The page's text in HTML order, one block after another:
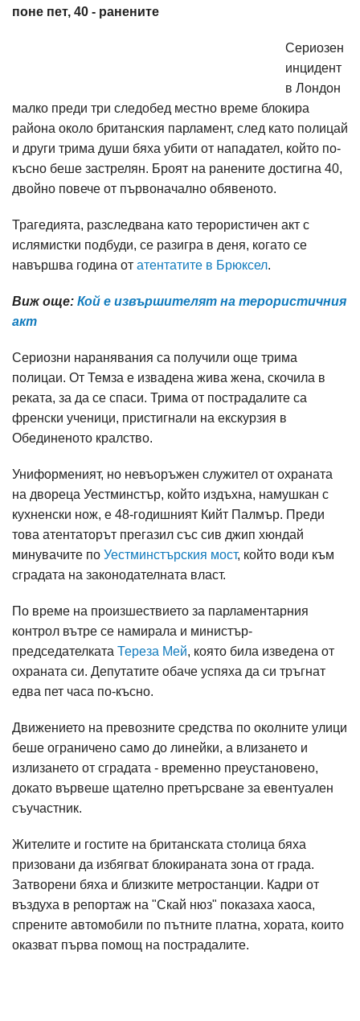
поне пет, 40 - ранените
Сериозен
инцидент
в Лондон
малко преди три следобед местно време блокира
района около британския парламент, след като полицай
и други трима души бяха убити от нападател, който по-
късно беше застрелян. Броят на ранените достигна 40,
двойно повече от първоначално обявеното.
Трагедията, разследвана като терористичен акт с
ислямистки подбуди, се разигра в деня, когато се
навършва година от атентатите в Брюксел.
Виж още: Кой е извършителят на терористичния
акт
Сериозни наранявания са получили още трима
полицаи. От Темза е извадена жива жена, скочила в
реката, за да се спаси. Трима от пострадалите са
френски ученици, пристигнали на екскурзия в
Обединеното кралство.
Униформеният, но невъоръжен служител от охраната
на двореца Уестминстър, който издъхна, намушкан с
кухненски нож, е 48-годишният Кийт Палмър. Преди
това атентаторът прегазил със сив джип хюндай
минувачите по Уестминстърския мост, който води към
сградата на законодателната власт.
По време на произшествието за парламентарния
контрол вътре се намирала и министър-
председателката Тереза Мей, която била изведена от
охраната си. Депутатите обаче успяха да си тръгнат
едва пет часа по-късно.
Движението на превозните средства по околните улици
беше ограничено само до линейки, а влизането и
излизането от сградата - временно преустановено,
докато вървеше щателно претърсване за евентуален
съучастник.
Жителите и гостите на британската столица бяха
призовани да избягват блокираната зона от града.
Затворени бяха и близките метростанции. Кадри от
въздуха в репортаж на "Скай нюз" показаха хаоса,
спрените автомобили по пътните платна, хората, които
оказват първа помощ на пострадалите.